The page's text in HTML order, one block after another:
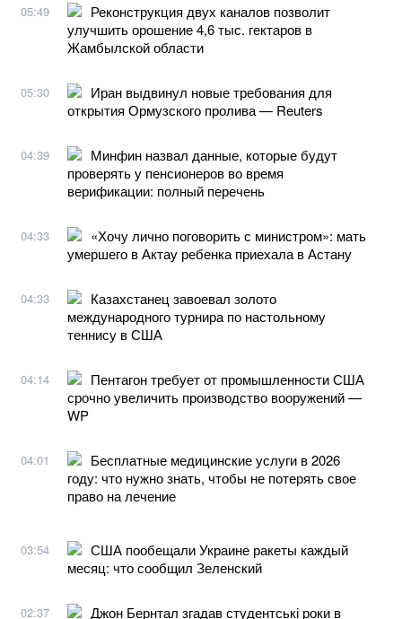
05:49
Реконструкция двух каналов позволит
улучшить орошение 4,6 тыс. гектаров в
Жамбылской области
05:30
Иран выдвинул новые требования для
открытия Ормузского пролива — Reuters
04:39
Минфин назвал данные, которые будут
проверять у пенсионеров во время
верификации: полный перечень
04:33
«Хочу лично поговорить с министром»: мать
умершего в Актау ребенка приехала в Астану
04:33
Казахстанец завоевал золото
международного турнира по настольному
теннису в США
04:14
Пентагон требует от промышленности США
срочно увеличить производство вооружений —
WP
04:01
Бесплатные медицинские услуги в 2026
году: что нужно знать, чтобы не потерять свое
право на лечение
03:54
США пообещали Украине ракеты каждый
месяц: что сообщил Зеленский
02:37 Джон Бернтал згадав студентські роки в